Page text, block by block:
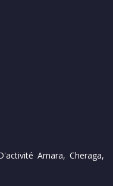
Amara, Cheraga,